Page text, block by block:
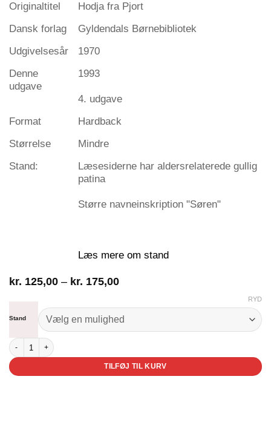
Originaltitel
Hodja fra Pjort
Dansk forlag
Gyldendals Børnebibliotek
Udgivelsesår
1970
Denne
udgave
1993
4. udgave
Format
Hardback
Størrelse
Mindre
Stand:
Læsesiderne har aldersrelaterede gullig
patina
Større navneinskription "Søren"
Læs mere om stand
kr. 125,00 – kr. 175,00Prisinterval:
kr. 175,00
Stand
RYD
Hodja fra Pjort antal
TILFØJ TIL KURV